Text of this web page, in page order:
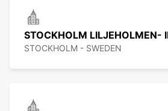
STOCKHOLM LILJEHOLMEN-
STOCKHOLM - SWEDEN